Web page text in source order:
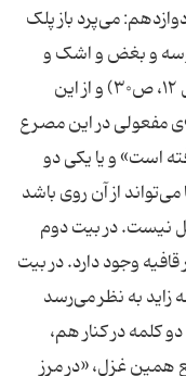
می‌پرد باز پلک
و بغض و اشک و
دلتنگی ... تو بگو کی به صرف می‌آیی (غزل ۱۲، ص۳۰) و از این
مفعولی در این مصرع
است» و یا یکی دو
از آن روی باشد
نیست. در بیت دوم
وجود دارد. در بیت
زاید به نظر می‌رسد
کلمه در کنار هم،
غزل، «در مرز